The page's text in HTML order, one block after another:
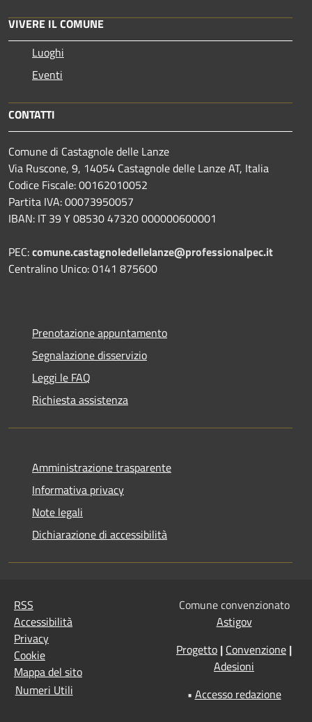
VIVERE IL COMUNE
Luoghi
Eventi
CONTATTI
Comune di Castagnole delle Lanze
Via Ruscone, 9, 14054 Castagnole delle Lanze AT, Italia
Codice Fiscale: 00162010052
Partita IVA: 00073950057
IBAN: IT 39 Y 08530 47320 000000600001
PEC:comune.castagnoledellelanze@professionalpec.it
Centralino Unico: 0141 875600
Prenotazione appuntamento
Segnalazione disservizio
Leggi le FAQ
Richiesta assistenza
Amministrazione trasparente
Informativa privacy
Note legali
Dichiarazione di accessibilità
RSS
Accessibilità
Privacy
Cookie
Mappa del sito
Numeri Utili
Comune convenzionato
Astigov
Progetto | Convenzione |
Adesioni
• Accesso redazione